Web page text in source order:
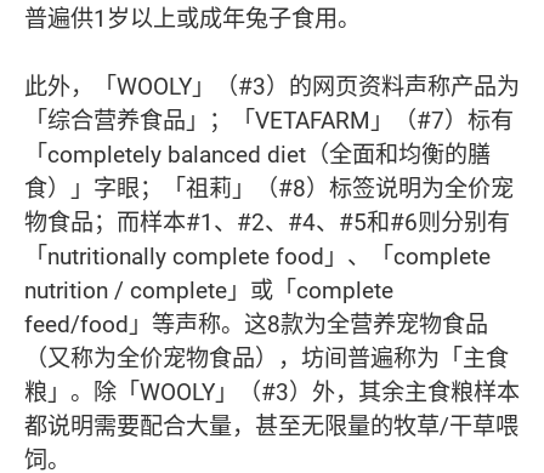
普遍供1岁以上或成年兔子食用。
此外，「WOOLY」（#3）的网页资料声称产品为
「综合营养食品」；「VETAFARM」（#7）标有
「completely balanced diet（全面和均衡的膳
食）」字眼；「祖莉」（#8）标签说明为全价宠
物食品；而样本#1、#2、#4、#5和#6则分别有
「nutritionally complete food」、「complete
nutrition / complete」或「complete
feed/food」等声称。这8款为全营养宠物食品
（又称为全价宠物食品），坊间普遍称为「主食
粮」。除「WOOLY」（#3）外，其余主食粮样本
都说明需要配合大量，甚至无限量的牧草/干草喂
饲。